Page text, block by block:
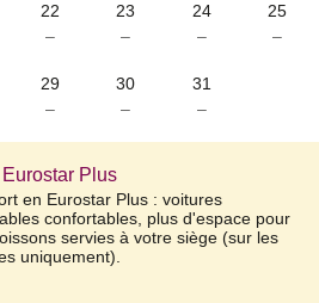
22
–
23
–
24
–
25
–
29
–
30
–
31
–
Plus
en Eurostar Plus : voitures
confortables, plus d'espace pour
servies à votre siège (sur les
uniquement).